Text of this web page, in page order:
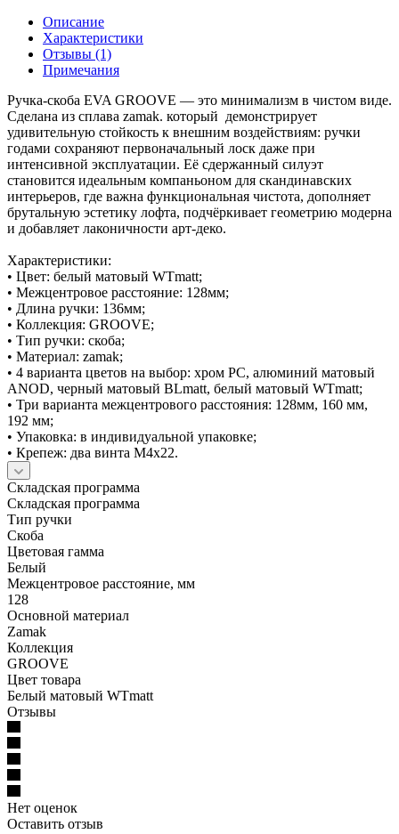
Описание
Характеристики
Отзывы (1)
Примечания
Ручка-скоба EVA GROOVE — это минимализм в чистом виде.
Сделана из сплава zamak. который демонстрирует
удивительную стойкость к внешним воздействиям: ручки
годами сохраняют первоначальный лоск даже при
интенсивной эксплуатации. Её сдержанный силуэт
становится идеальным компаньоном для скандинавских
интерьеров, где важна функциональная чистота, дополняет
брутальную эстетику лофта, подчёркивает геометрию модерна
и добавляет лаконичности арт-деко.
Характеристики:
• Цвет: белый матовый WTmatt;
• Межцентровое расстояние: 128мм;
• Длина ручки: 136мм;
• Коллекция: GROOVE;
• Тип ручки: скоба;
• Материал: zamak;
• 4 варианта цветов на выбор: хром PC, алюминий матовый
ANOD, черный матовый BLmatt, белый матовый WTmatt;
• Три варианта межцентрового расстояния: 128мм, 160 мм,
192 мм;
• Упаковка: в индивидуальной упаковке;
• Крепеж: два винта М4х22.
Складская программа
Складская программа
Тип ручки
Скоба
Цветовая гамма
Белый
Межцентровое расстояние, мм
128
Основной материал
Zamak
Коллекция
GROOVE
Цвет товара
Белый матовый WTmatt
Отзывы
Нет оценок
Оставить отзыв